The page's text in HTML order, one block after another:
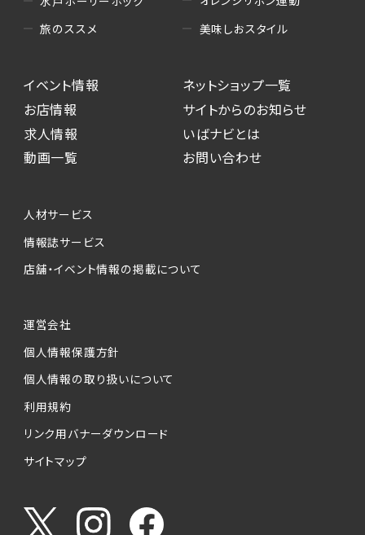
旅のススメ
美味しおスタイル
イベント情報
お店情報
求人情報
動画一覧
ネットショップ一覧
サイトからのお知らせ
いばナビとは
お問い合わせ
人材サービス
情報誌サービス
店舗・イベント情報の掲載について
運営会社
個人情報保護方針
個人情報の取り扱いについて
利用規約
リンク用バナーダウンロード
サイトマップ